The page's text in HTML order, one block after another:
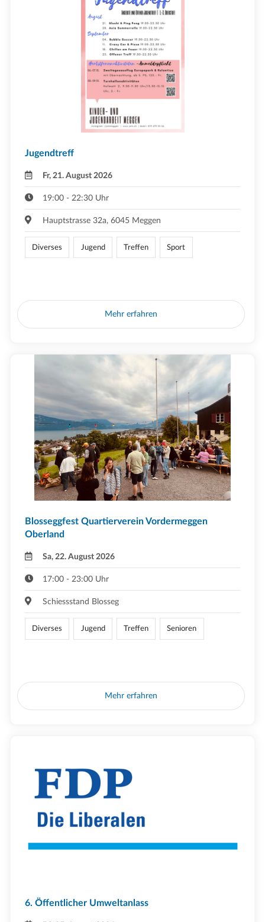
Jugendtreff
Fr, 21. August 2026
19:00 - 22:30 Uhr
Hauptstrasse 32a, 6045 Meggen
Diverses Jugend Treffen Sport
Mehr erfahren
Blosseggfest Quartierverein Vordermeggen
Oberland
Sa, 22. August 2026
17:00 - 23:00 Uhr
Schiessstand Blosseg
Diverses Jugend Treffen Senioren
Mehr erfahren
6. Öffentlicher Umweltanlass